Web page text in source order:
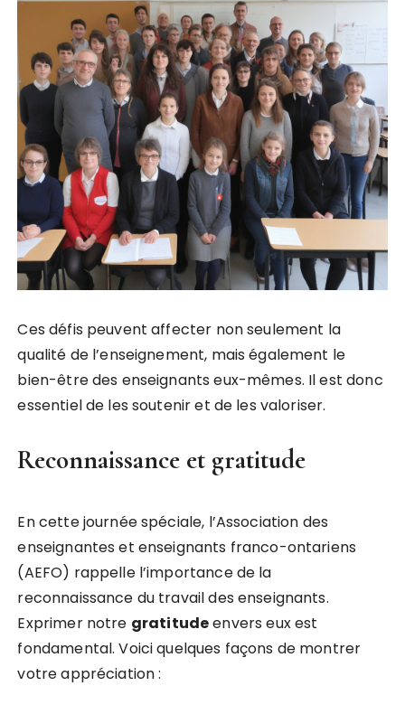
Ces défis peuvent affecter non seulement la
qualité de l’enseignement, mais également le
bien-être des enseignants eux-mêmes. Il est donc
essentiel de les soutenir et de les valoriser.
Reconnaissance et gratitude
En cette journée spéciale, l’Association des
enseignantes et enseignants franco-ontariens
(AEFO) rappelle l’importance de la
reconnaissance du travail des enseignants.
Exprimer notre gratitudeenvers eux est
fondamental. Voici quelques façons de montrer
votre appréciation :